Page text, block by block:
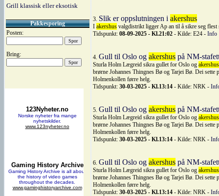
Grill klassisk eller eksotisk
Pakkesporing
Posten:
Bring:
3. Slik er oppslutningen i akershus
I akershus valgdistrikt ligger Ap an til å sikre seg flest
Tidspunkt: 08-09-2025 - Kl.21:02 - Kilde: E24 - Info
4. Gull til Oslo og akershus på NM-
Sturla Holm Lægreid sikra gullet for Oslo og akershus
brørne Johannes Thingnes Bø og Tarjei Bø. Dei
Holmenkollen førre helg.
Tidspunkt: 30-03-2025 - Kl.13:14 - Kilde: NRK -
5. Gull til Oslo og akershus på NM-
Sturla Holm Lægreid sikra gullet for Oslo og akershus
brørne Johannes Thingnes Bø og Tarjei Bø. Dei
Holmenkollen førre helg.
Tidspunkt: 30-03-2025 - Kl.13:14 - Kilde: NRK -
6. Gull til Oslo og akershus på NM-
Sturla Holm Lægreid sikra gullet for Oslo og akershus
brørne Johannes Thingnes Bø og Tarjei Bø. Dei
Holmenkollen førre helg.
Tidspunkt: 30-03-2025 - Kl.13:14 - Kilde: NRK -